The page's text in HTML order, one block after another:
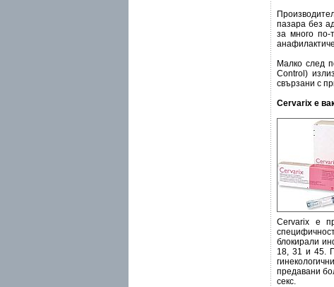
пазара без
за много по-
Малко след
Control)
свързани с
Cervarix е
Cervarix е
блокирали
18, 31 и 45.
предавани
секс.